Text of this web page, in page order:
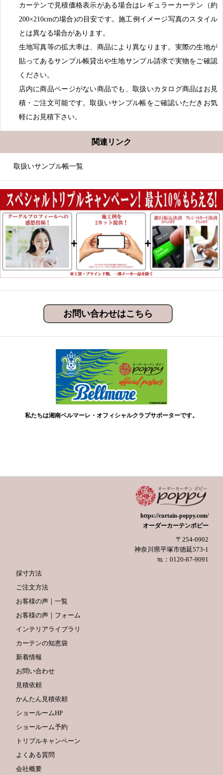
カーテンで見積価格表示がある場合はレギュラーカーテン（約
200×210cmの場合)の目安です。施工例イメージ写真のスタイル
とは異なる場合があります。
生地写真等の拡大率は、商品により異なります。実際の生地が
貼ってあるサンプル帳貸出や生地サンプル請求で実物をご確認
ください。
店内に商品ページがない商品でも、取扱いカタログ商品はお見
積・ご注文可能です。取扱いサンプル帳をご確認いただきお気
軽にお見積下さい。
関連リンク
取扱いサンプル帳一覧
お問い合わせはこちら
私たちは湘南ベルマーレ・オフィシャルクラブサポーターです。
https://curtain-poppy.com/
オーダーカーテンポピー
〒254-0902
神奈川県平塚市徳延573-1
℡：0120-87-9091
採寸方法
ご注文方法
お客様の声｜一覧
お客様の声｜フォーム
インテリアライブラリ
カーテンの知恵袋
新着情報
お問い合わせ
見積依頼
かんたん見積依頼
ショールームHP
ショールーム予約
トリプルキャンペーン
よくある質問
会社概要